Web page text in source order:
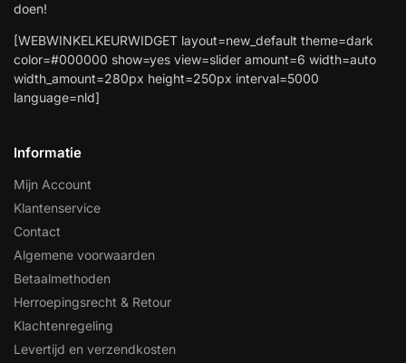
doen!
[WEBWINKELKEURWIDGET layout=new_default theme=dark
color=#000000 show=yes view=slider amount=6 width=auto
width_amount=280px height=250px interval=5000
language=nld]
Informatie
Mijn Account
Klantenservice
Contact
Algemene voorwaarden
Betaalmethoden
Herroepingsrecht & Retour
Klachtenregeling
Levertijd en verzendkosten